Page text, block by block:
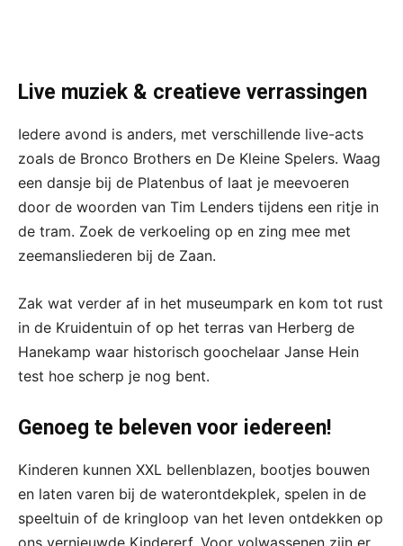
Live muziek & creatieve verrassingen
Iedere avond is anders, met verschillende live-acts
zoals de Bronco Brothers en De Kleine Spelers. Waag
een dansje bij de Platenbus of laat je meevoeren
door de woorden van Tim Lenders tijdens een ritje in
de tram. Zoek de verkoeling op en zing mee met
zeemansliederen bij de Zaan.
Zak wat verder af in het museumpark en kom tot rust
in de Kruidentuin of op het terras van Herberg de
Hanekamp waar historisch goochelaar Janse Hein
test hoe scherp je nog bent.
Genoeg te beleven voor iedereen!
Kinderen kunnen XXL bellenblazen, bootjes bouwen
en laten varen bij de waterontdekplek, spelen in de
speeltuin of de kringloop van het leven ontdekken op